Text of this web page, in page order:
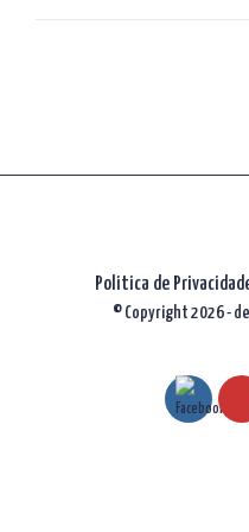
Politica de
© Copyright 2026 -